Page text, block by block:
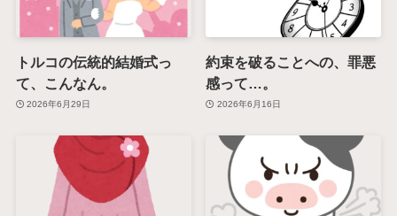
トルコの伝統的結婚式っ
て、こんなん。
2026年6月29日
約束を破ることへの、罪悪
感って…。
2026年6月16日